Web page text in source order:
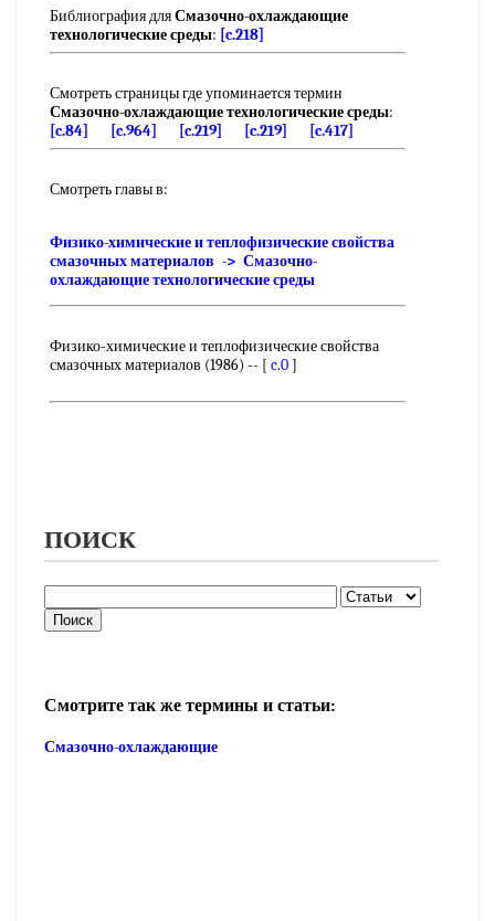
Библиография дляСмазочно-охлаждающие
технологические среды: [c.218]
Смотреть страницы где упоминается термин
Смазочно-охлаждающие технологические среды:
[c.84]
[c.964] [c.219] [c.219] [c.417]
Смотреть главы в:
Физико-химические и теплофизические свойства
смазочных материалов -> Смазочно-
охлаждающие технологические среды
Физико-химические и теплофизические свойства
смазочных материалов (1986) -- [ c.0]
ПОИСК
Смотрите так же термины и статьи:
Смазочно-охлаждающие